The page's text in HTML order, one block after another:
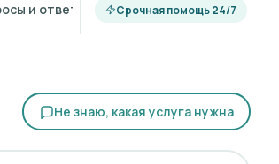
и ответы Срочная помощь 24/7
Не знаю, какая услуга нужна